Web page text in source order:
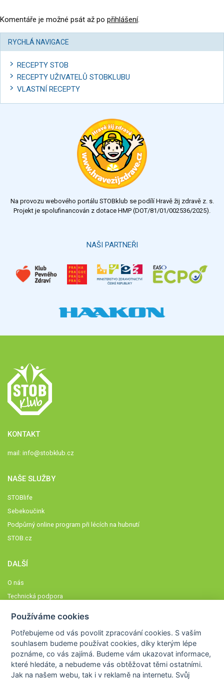
Komentáře je možné psát až po přihlášení.
RYCHLÁ NAVIGACE
RECEPTY STOB
RECEPTY UŽIVATELŮ STOBKLUBU
VLASTNÍ RECEPTY
Na provozu webového portálu STOBklub se podílí Hravě žij zdravě z. s.
Projekt je spolufinancován z dotace HMP (DOT/81/01/002536/2025).
NAŠI PARTNEŘI
KONTAKT
mail: info@stobklub.cz
NAŠE SLUŽBY
STOBlife
Sebekoučink
Podpůrný online program při lécích na hubnutí
STOB.cz
DALŠÍ
O nás
Technická podpora
Členové STOBklubu
Zásady nakládání s osobními údaji
Otestujte se
Spočítejte si
Používáme cookies
Potřebujeme od vás povolit zpracování cookies. S vaším
souhlasem budeme používat cookies, díky kterým lépe
poznáme,co vás zajímá. Budeme vám ukazovat informace,
které hledáte, a nebudeme vás obtěžovat těmi ostatními.
Jak na našem webu, tak i v reklamě na internetu. Svůj